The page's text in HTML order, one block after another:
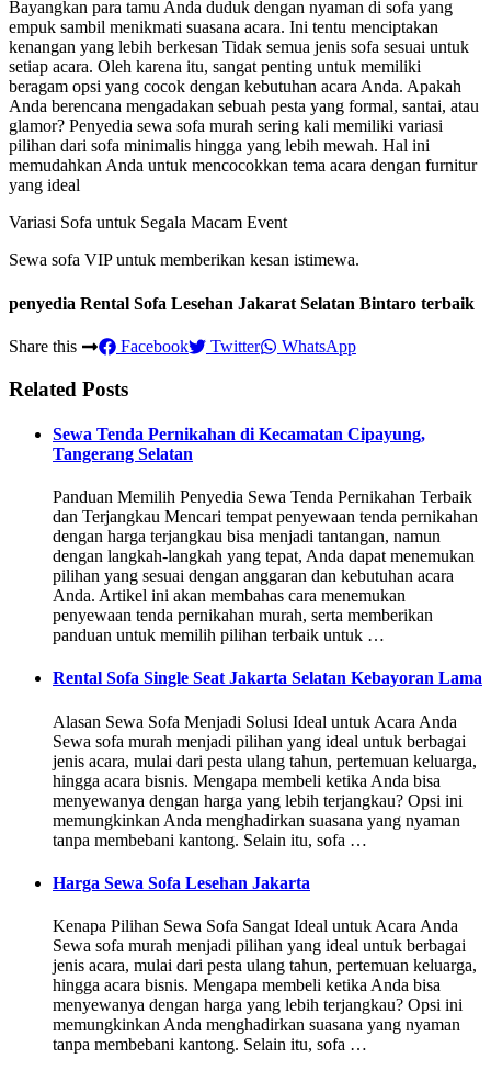
Bayangkan para tamu Anda duduk dengan nyaman di sofa yang
empuk sambil menikmati suasana acara. Ini tentu menciptakan
kenangan yang lebih berkesan Tidak semua jenis sofa sesuai untuk
setiap acara. Oleh karena itu, sangat penting untuk memiliki
beragam opsi yang cocok dengan kebutuhan acara Anda. Apakah
Anda berencana mengadakan sebuah pesta yang formal, santai, atau
glamor? Penyedia sewa sofa murah sering kali memiliki variasi
pilihan dari sofa minimalis hingga yang lebih mewah. Hal ini
memudahkan Anda untuk mencocokkan tema acara dengan furnitur
yang ideal
Variasi Sofa untuk Segala Macam Event
Sewa sofa VIP untuk memberikan kesan istimewa.
penyedia Rental Sofa Lesehan Jakarat Selatan Bintaro terbaik
Share this Facebook Twitter WhatsApp
Related Posts
Sewa Tenda Pernikahan di Kecamatan Cipayung,
Tangerang Selatan
Panduan Memilih Penyedia Sewa Tenda Pernikahan Terbaik
dan Terjangkau Mencari tempat penyewaan tenda pernikahan
dengan harga terjangkau bisa menjadi tantangan, namun
dengan langkah-langkah yang tepat, Anda dapat menemukan
pilihan yang sesuai dengan anggaran dan kebutuhan acara
Anda. Artikel ini akan membahas cara menemukan
penyewaan tenda pernikahan murah, serta memberikan
panduan untuk memilih pilihan terbaik untuk …
Rental Sofa Single Seat Jakarta Selatan Kebayoran Lama
Alasan Sewa Sofa Menjadi Solusi Ideal untuk Acara Anda
Sewa sofa murah menjadi pilihan yang ideal untuk berbagai
jenis acara, mulai dari pesta ulang tahun, pertemuan keluarga,
hingga acara bisnis. Mengapa membeli ketika Anda bisa
menyewanya dengan harga yang lebih terjangkau? Opsi ini
memungkinkan Anda menghadirkan suasana yang nyaman
tanpa membebani kantong. Selain itu, sofa …
Harga Sewa Sofa Lesehan Jakarta
Kenapa Pilihan Sewa Sofa Sangat Ideal untuk Acara Anda
Sewa sofa murah menjadi pilihan yang ideal untuk berbagai
jenis acara, mulai dari pesta ulang tahun, pertemuan keluarga,
hingga acara bisnis. Mengapa membeli ketika Anda bisa
menyewanya dengan harga yang lebih terjangkau? Opsi ini
memungkinkan Anda menghadirkan suasana yang nyaman
tanpa membebani kantong. Selain itu, sofa …